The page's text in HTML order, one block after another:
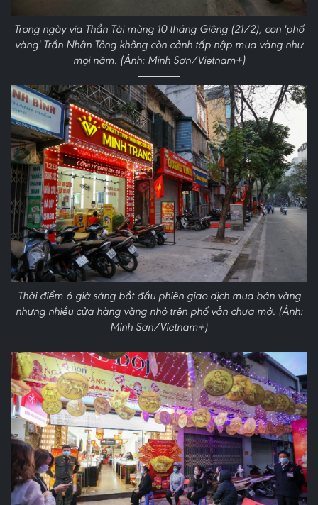
Trong ngày vía Thần Tài mùng 10 tháng Giêng (21/2), con 'phố
vàng' Trần Nhân Tông không còn cảnh tấp nập mua vàng như
mọi năm. (Ảnh: Minh Sơn/Vietnam+)
Thời điểm 6 giờ sáng bắt đầu phiên giao dịch mua bán vàng
nhưng nhiều cửa hàng vàng nhỏ trên phố vẫn chưa mở. (Ảnh:
Minh Sơn/Vietnam+)